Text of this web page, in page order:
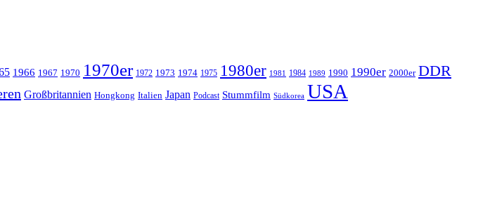
1966 1967 1970 1970er 1972 1973 1974 1975 1980er 1981 1984 1989 1990 1990er 2000er DDR
Großbritannien Hongkong Italien Japan Podcast Stummfilm Südkorea USA